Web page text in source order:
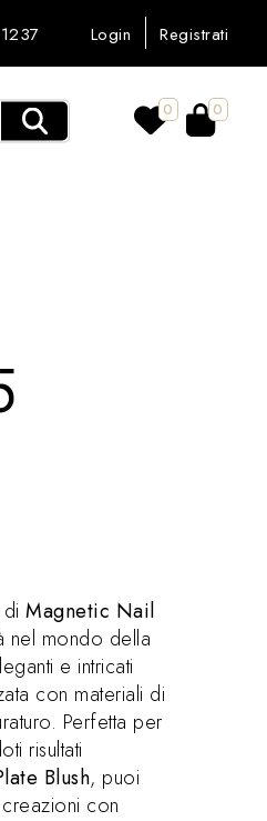
Login Registrati
0 0
diMagnetic Nail
nel mondo della
e intricati
con materiali di
Perfetta per
risultati
Blush, puoi
con